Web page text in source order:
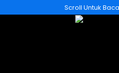
ke
Scroll Untuk